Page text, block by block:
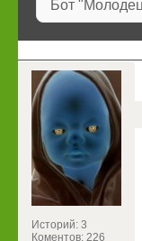
Бот
Историй: 3
Коментов: 226